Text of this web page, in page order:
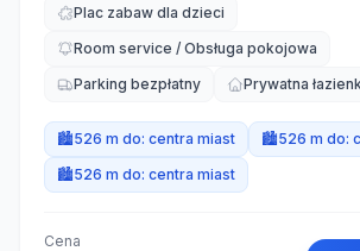
Plac zabaw dla dzieci
Room service / Obsługa pokojowa
Parking bezpłatny
Prywatna
🏙️526 m do: centra miast 🏙️526 m do:
🏙️526 m do: centra miast
Cena